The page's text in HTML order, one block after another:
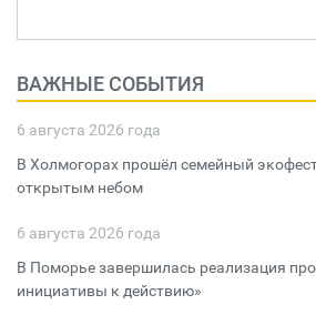
ВАЖНЫЕ СОБЫТИЯ
6 августа 2026 года
В Холмогорах прошёл семейный
открытым небом
6 августа 2026 года
В Поморье завершилась реализация
инициативы к действию»